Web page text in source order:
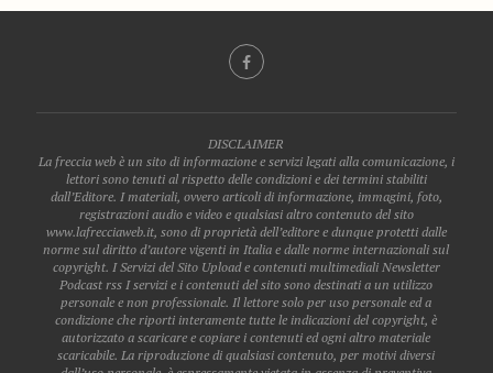
DISCLAIMER
La freccia web è un sito di informazione e servizi legati alla comunicazione, i
lettori sono tenuti al rispetto delle condizioni e dei termini stabiliti
dall’Editore. I materiali, ovvero articoli di informazione, immagini, foto,
registrazioni audio e video e qualsiasi altro contenuto del sito
www.lafrecciaweb.it, sono di proprietà dell’editore e dunque protetti dalle
norme sul diritto d’autore vigenti in Italia e dalle norme internazionali sul
copyright. I Servizi del Sito Upload e contenuti multimediali Newsletter
Podcast rss I servizi e i contenuti del sito sono destinati a un utilizzo
personale e non professionale. Il lettore solo per uso personale ed a
condizione che riporti interamente tutte le indicazioni del copyright, è
autorizzato a scaricare e copiare i contenuti ed ogni altro materiale
scaricabile. La riproduzione di qualsiasi contenuto, per motivi diversi